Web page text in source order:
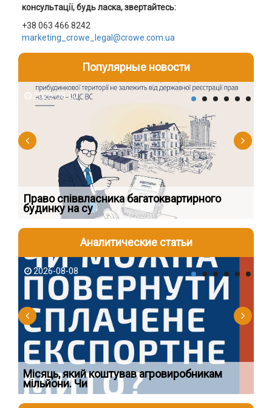
консультації, будь ласка, звертайтесь:
+38 063 466 8242
marketing_crowe_legal@crowe.com.ua
Популярные новости
2026-08-07
Право співвласника багатоквартирного
будинку на су
Аналитические статьи
2026-08-08
Місяць, який коштував агровиробникам
мільйони. Чи